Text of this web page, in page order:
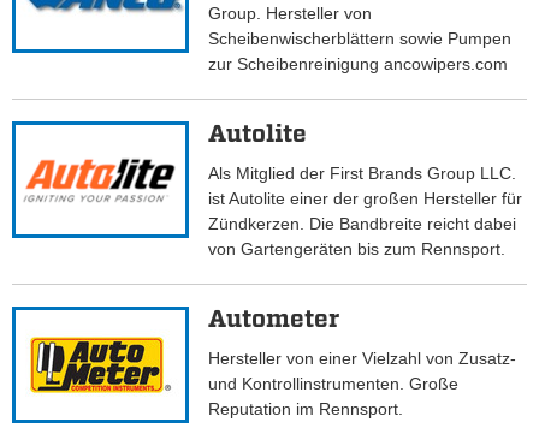
Group. Hersteller von
Scheibenwischerblättern sowie Pumpen
zur Scheibenreinigung ancowipers.com
Autolite
Als Mitglied der First Brands Group LLC.
ist Autolite einer der großen Hersteller für
Zündkerzen. Die Bandbreite reicht dabei
von Gartengeräten bis zum Rennsport.
Autometer
Hersteller von einer Vielzahl von Zusatz-
und Kontrollinstrumenten. Große
Reputation im Rennsport.